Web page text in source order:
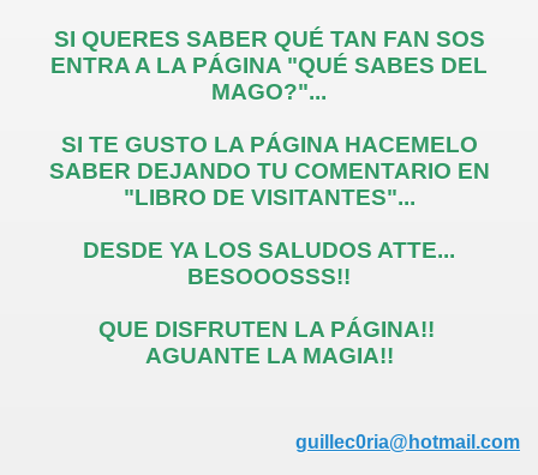
SI QUERES SABER QUÉ TAN FAN SOS
ENTRA A LA PÁGINA "QUÉ SABES DEL
MAGO?"...
SI TE GUSTO LA PÁGINA HACEMELO
SABER DEJANDO TU COMENTARIO EN
"LIBRO DE VISITANTES"...
DESDE YA LOS SALUDOS ATTE...
BESOOOSSS!!
QUE DISFRUTEN LA PÁGINA!!
AGUANTE LA MAGIA!!
guillec0ria@hotmail.com